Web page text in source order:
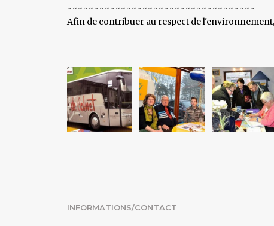
~~~~~~~~~~~~~~~~~~~~~~~~~~~~~~~~~~~
Afin de contribuer au respect de
INFORMATIONS/CONTACT